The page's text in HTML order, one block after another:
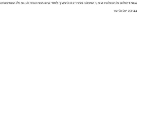
אנו מודים לכם על הסבלנות ושיתוף הפעולה ומתחייבים להמשיך ולשפר את נגישות האתר לטובת כלל המשתמשים.
בברכה, יעל אליעזר